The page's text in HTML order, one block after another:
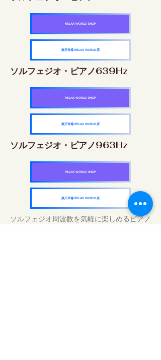
RELAX WORLD SHOP
楽天市場 RELAX WORLD店
ソルフェジオ・ピアノ639Hz
RELAX WORLD SHOP
楽天市場 RELAX WORLD店
ソルフェジオ・ピアノ963Hz
RELAX WORLD SHOP
楽天市場 RELAX WORLD店
ソルフェジオ周波数を気軽に楽しめるピアノ